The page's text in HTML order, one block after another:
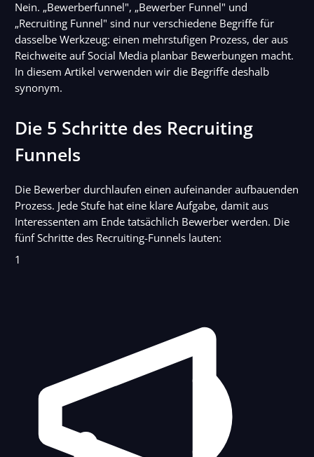
Nein. „Bewerberfunnel", „Bewerber Funnel" und
„Recruiting Funnel" sind nur verschiedene Begriffe für
dasselbe Werkzeug: einen mehrstufigen Prozess, der aus
Reichweite auf Social Media planbar Bewerbungen macht.
In diesem Artikel verwenden wir die Begriffe deshalb
synonym.
Die 5 Schritte des Recruiting
Funnels
Die Bewerber durchlaufen einen aufeinander aufbauenden
Prozess. Jede Stufe hat eine klare Aufgabe, damit aus
Interessenten am Ende tatsächlich Bewerber werden. Die
fünf Schritte des Recruiting-Funnels lauten:
1